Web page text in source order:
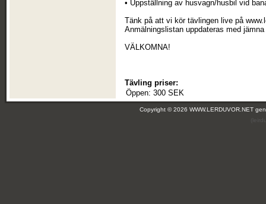
• Uppställning av husvagn/husbil vid
Tänk på att vi kör tävlingen live på
Anmälningslistan uppdateras med
VÄLKOMNA!
Tävling priser:
Öppen: 300 SEK
Copyright © 2026 WWW.LERDUVOR.NET